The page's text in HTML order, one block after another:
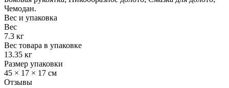
Чемодан.
Вес и упаковка
Вес
7.3 кг
Вес товара в упаковке
13.35 кг
Размер упаковки
45 × 17 × 17 см
Отзывы